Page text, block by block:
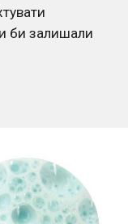
би залишали